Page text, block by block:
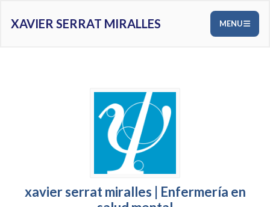
XAVIER SERRAT MIRALLES MENU
xavier serrat miralles | Enfermería en